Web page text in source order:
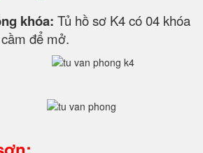
khóa: Tủ hồ sơ K4 có 04 khóa
để mở.